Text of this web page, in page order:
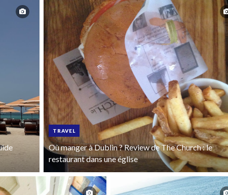
TRAVEL
Où manger à Dublin ? Review de The Church : le
restaurant dans une église